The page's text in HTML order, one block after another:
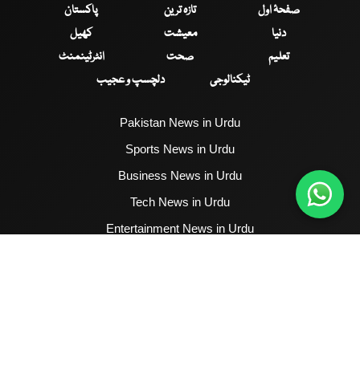
صفحۂ اول تازہ ترین
پاکستان
دنیا
معیشت
کھیل
تعلیم
صحت
انٹرٹینمنٹ
ٹیکنالوجی
دلچسپ و عجیب
Pakistan News in Urdu
Sports News in Urdu
Business News in Urdu
Tech News in Urdu
Entertainment News in Urdu